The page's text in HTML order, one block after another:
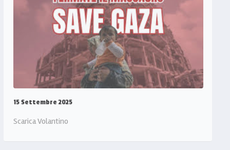
15 Settembre 2025
Scarica Volantino